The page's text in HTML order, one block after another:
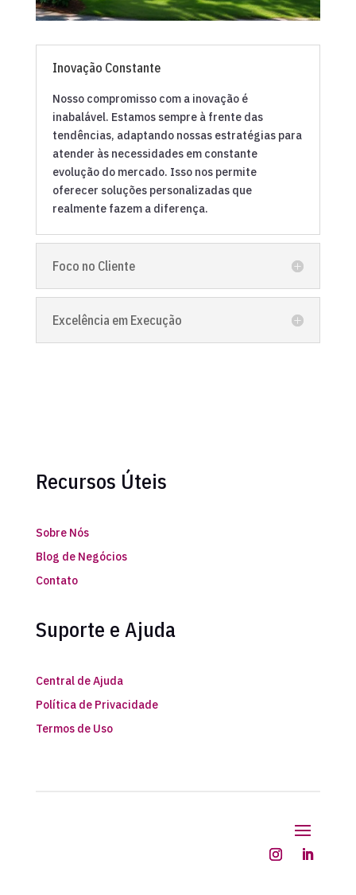
Inovação Constante
Nosso compromisso com a inovação é
inabalável. Estamos sempre à frente das
tendências, adaptando nossas estratégias para
atender às necessidades em constante
evolução do mercado. Isso nos permite
oferecer soluções personalizadas que
realmente fazem a diferença.
Foco no Cliente
Excelência em Execução
Recursos Úteis
Sobre Nós
Blog de Negócios
Contato
Suporte e Ajuda
Central de Ajuda
Política de Privacidade
Termos de Uso